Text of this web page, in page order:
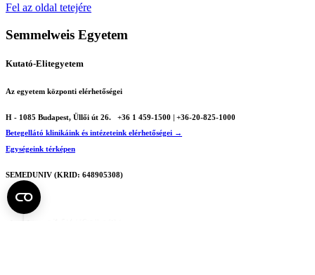
Fel az oldal tetejére
Semmelweis Egyetem
Kutató-Elitegyetem
Az egyetem központi elérhetőségei
H - 1085 Budapest, Üllői út 26.
+36 1 459-1500 | +36-20-825-1000
Betegellátó klinikáink és intézeteink elérhetőségei →
Egységeink térképen
SEMEDUNIV (KRID: 648905308)